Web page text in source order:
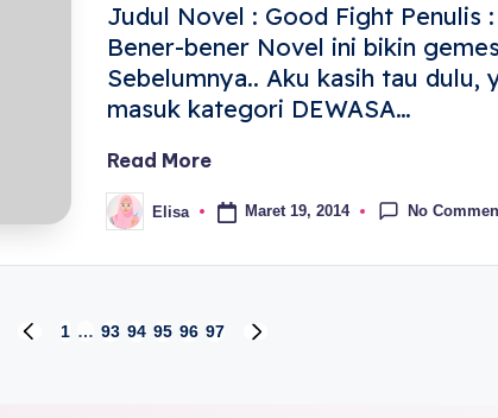
Judul Novel : Good Fight Penulis
Bener-bener Novel ini bikin
Sebelumnya.. Aku kasih tau dulu,
masuk kategori DEWASA…
Read More
Elisa Maret 19, 2014 No
1 … 93 94 95 96 97